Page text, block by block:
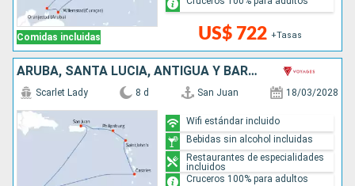
Comidas incluidas US$ 722 +Tasas
ARUBA, SANTA LUCIA, ANTIGUA Y BARBUDA, SAN MARTÍN, PUERTO RICO
Scarlet Lady 8 d San Juan 18/03/2028
Wifi estándar incluido
Bebidas sin alcohol incluidas
Restaurantes de especialidades
incluidos
Cruceros 100% para adultos